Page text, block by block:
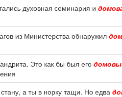
духовная семинария и
из Министерства обнаружил
Это как бы был его
а ты в норку тащи. Но едва